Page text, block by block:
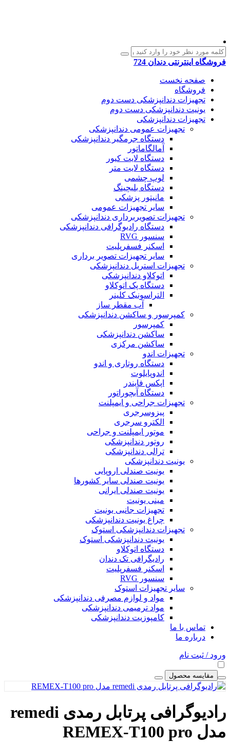
فروشگاه اینترنتی دندان 724
صفحه نخست
فروشگاه
تجهیزات دندانپزشکی دست دوم
یونیت دندانپزشکی دست دوم
تجهیزات دندانپزشکی
تجهیزات عمومی دندانپزشکی
دستگاه جرمگیر دندانپزشکی
آمالگاماتور
دستگاه لایت کیور
دستگاه لایت متر
لوپ چشمی
دستگاه بلیچینگ
مانیتور پزشکی
سایر تجهیزات عمومی
تجهیزات تصویربرداری دندانپزشکی
دستگاه رادیوگرافی دندانپزشکی
سنسور RVG
اسکنر فسفرپلیت
سایر تجهیزات تصویر برداری
تجهیزات استریل دندانپزشکی
اتوکلاو دندانپزشکی
دستگاه پک اتوکلاو
التراسونیک کلینر
آب مقطر ساز
کمپرسور و ساکشن دندانپزشکی
کمپرسور
ساکشن دندانپزشکی
ساکشن مرکزی
تجهیزات اندو
دستگاه روتاری و اندو
اندوپایلوت
اپکس فایندر
دستگاه آبچوراتور
تجهیزات جراحی و ایمپلنت
پیزوسرجری
الکترو سرجری
موتور ایمپلنت و جراحی
روتور دندانپزشکی
ترالی دندانپزشکی
یونیت دندانپزشکی
یونیت صندلی اروپایی
یونیت صندلی سایر کشورها
یونیت صندلی ایرانی
مینی یونیت
تجهیزات جانبی یونیت
چراغ یونیت دندانپزشکی
تجهیزات دندانپزشکی استوک
یونیت دندانپزشکی استوک
دستگاه اتوکلاو
رادیگرافی تک دندان
اسکنر فسفرپلیت
سنسور RVG
سایر تجهیزات استوک
مواد و لوازم مصرفی دندانپزشکی
مواد ترمیمی دندانپزشکی
کامپوزیت دندانپزشکی
تماس با ما
درباره ما
ورود / ثبت نام
مقایسه محصول
رادیوگرافی پرتابل رمدی remedi
مدل REMEX-T100 pro